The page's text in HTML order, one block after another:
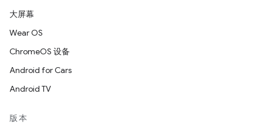
大屏幕
Wear OS
ChromeOS 设备
Android for Cars
Android TV
版本